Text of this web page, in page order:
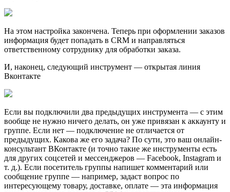
На этом настройка закончена. Теперь при оформлении заказов
информация будет попадать в CRM и направляться
ответственному сотруднику для обработки заказа.
И, наконец, следующий инструмент — открытая линия
Вконтакте
Если вы подключили два предыдущих инструмента — с этим
вообще не нужно ничего делать, он уже привязан к аккаунту и
группе. Если нет — подключение не отличается от
предыдущих. Какова же его задача? По сути, это ваш онлайн-
консультант ВКонтакте (и точно такие же инструменты есть
для других соцсетей и мессенджеров — Facebook, Instagram и
т. д.). Если посетитель группы напишет комментарий или
сообщение группе — например, задаст вопрос по
интересующему товару, доставке, оплате — эта информация